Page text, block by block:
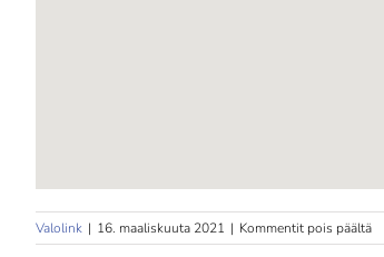
Valolink | 16. maaliskuuta 2021 | Kommentit pois päältä